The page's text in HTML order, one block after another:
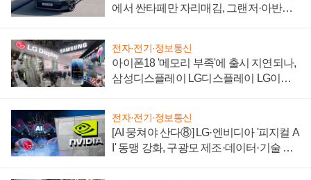
에서 싼타페만 자리매김, 그랜저·아반떼
전자·전기·정보통신
아이폰18 '메모리 부족'에 출시 지연되나,
삼성디스플레이 LG디스플레이 LG이노
전자·전기·정보통신
[AI 뭉쳐야 산다⑧] LG·엔비디아 '피지컬 A
I' 동맹 강화, 구광모 제조·데이터·기술 결